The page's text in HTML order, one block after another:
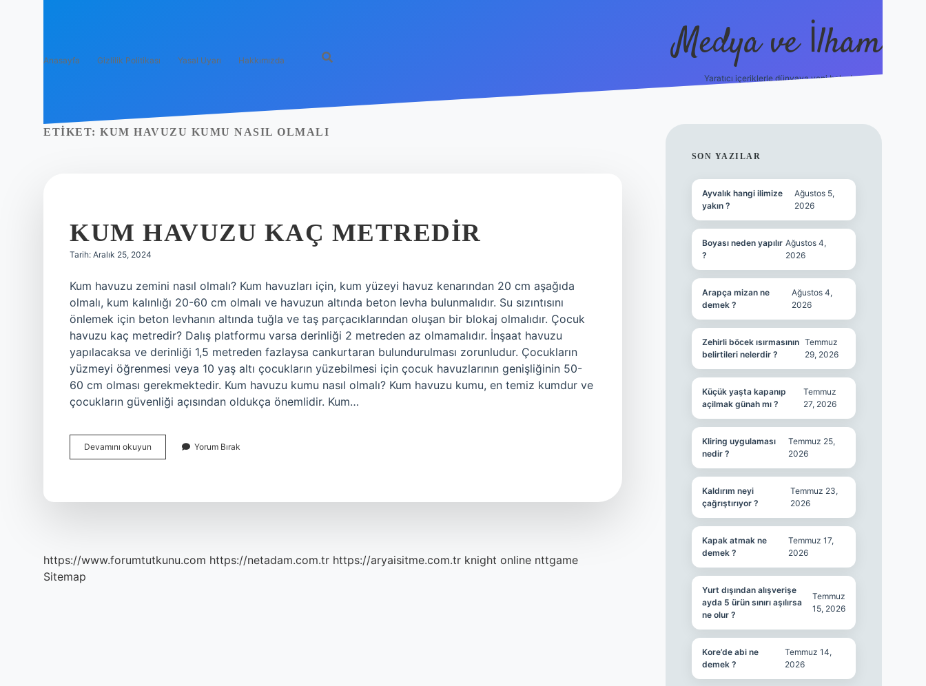
Anasayfa Gizlilik Politikası Yasal Uyarı Hakkımızda Medya ve İlham
Yaratıcı içeriklerle dünyaya yeni bakış!
ETIKET: KUM HAVUZU KUMU NASIL OLMALI
KUM HAVUZU KAÇ METREDIR
Tarih: Aralık 25, 2024
Kum havuzu zemini nasıl olmalı? Kum havuzları için, kum yüzeyi havuz kenarından 20 cm aşağıda
olmalı, kum kalınlığı 20-60 cm olmalı ve havuzun altında beton levha bulunmalıdır. Su sızıntısını
önlemek için beton levhanın altında tuğla ve taş parçacıklarından oluşan bir blokaj olmalıdır. Çocuk
havuzu kaç metredir? Dalış platformu varsa derinliği 2 metreden az olmamalıdır. İnşaat havuzu
yapılacaksa ve derinliği 1,5 metreden fazlaysa cankurtaran bulundurulması zorunludur. Çocukların
yüzmeyi öğrenmesi veya 10 yaş altı çocukların yüzebilmesi için çocuk havuzlarının genişliğinin 50-
60 cm olması gerekmektedir. Kum havuzu kumu nasıl olmalı? Kum havuzu kumu, en temiz kumdur ve
çocukların güvenliği açısından oldukça önemlidir. Kum…
Devamını okuyun
Havuzu
Yorum Bırak
https://www.forumtutkunu.com https://netadam.com.tr https://aryaisitme.com.tr knight online nttgame
Sitemap
SIDEBAR
SON YAZILAR
Ayvalık hangi ilimize
yakın ?
Ağustos 5,
2026
Boyası neden yapılır
?
Ağustos 4,
2026
Arapça mizan ne
demek ?
Ağustos 4,
2026
Zehirli böcek ısırmasının
belirtileri nelerdir ?
Temmuz
29, 2026
Küçük yaşta kapanıp
açilmak günah mı ?
Temmuz
27, 2026
Kliring uygulaması
nedir ?
Temmuz 25,
2026
Kaldırım neyi
çağrıştırıyor ?
Temmuz 23,
2026
Kapak atmak ne
demek ?
Temmuz 17,
2026
Yurt dışından alışverişe
ayda 5 ürün sınırı aşılırsa
ne olur ?
Temmuz
15, 2026
Kore’de abi ne
demek ?
Temmuz 14,
2026
https://ilbet.online/ grandoperabet giriş